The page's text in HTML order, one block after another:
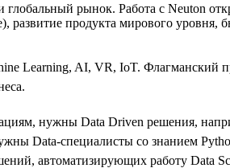
рынок. Работа с Neuton
продукта мирового уровня,
Learning, AI, VR, IoT.
нужны Data Driven решения,
Data-специалисты со знанием
автоматизирующих работу Data